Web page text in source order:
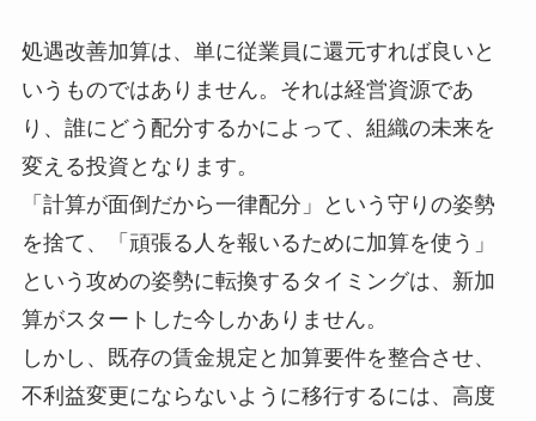
処遇改善加算は、単に従業員に還元すれば良いと
いうものではありません。それは経営資源であ
り、誰にどう配分するかによって、組織の未来を
変える投資となります。
「計算が面倒だから一律配分」という守りの姿勢
を捨て、「頑張る人を報いるために加算を使う」
という攻めの姿勢に転換するタイミングは、新加
算がスタートした今しかありません。
しかし、既存の賃金規定と加算要件を整合させ、
不利益変更にならないように移行するには、高度